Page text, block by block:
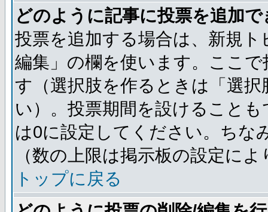
どのように記事に投票を追加
投票を追加する場合は、新規
編集」の欄を使います。ここ
す（選択肢を作るときは「選
い）。投票期間を設けること
は0に設定してください。ちな
（数の上限は掲示板の設定に
トップに戻る